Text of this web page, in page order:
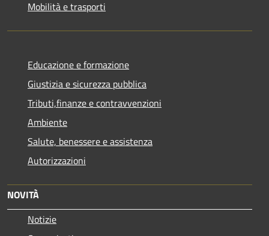
Mobilità e trasporti
Educazione e formazione
Giustizia e sicurezza pubblica
Tributi,finanze e contravvenzioni
Ambiente
Salute, benessere e assistenza
Autorizzazioni
NOVITÀ
Notizie